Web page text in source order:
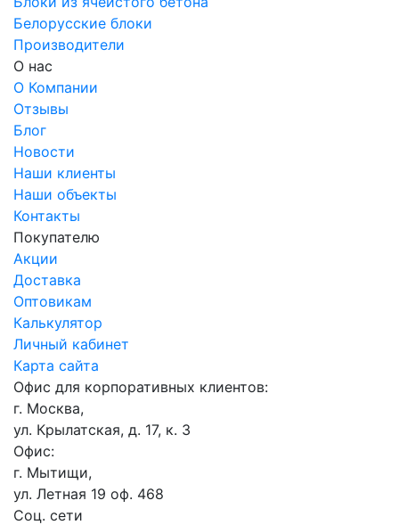
Белорусские блоки
Производители
О нас
О Компании
Отзывы
Блог
Новости
Наши клиенты
Наши объекты
Контакты
Покупателю
Акции
Доставка
Оптовикам
Калькулятор
Личный кабинет
Карта сайта
Офис для корпоративных клиентов:
г. Москва,
ул. Крылатская, д. 17, к. 3
Офис:
г. Мытищи,
ул. Летная 19 оф. 468
Соц. сети